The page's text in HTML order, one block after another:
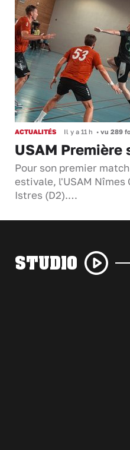
ACTUALITÉS Il y a 11 h • vu 289
USAM
Pour son premier
estivale, l'USAM Nîmes
Istres (D2).…
STUDIO